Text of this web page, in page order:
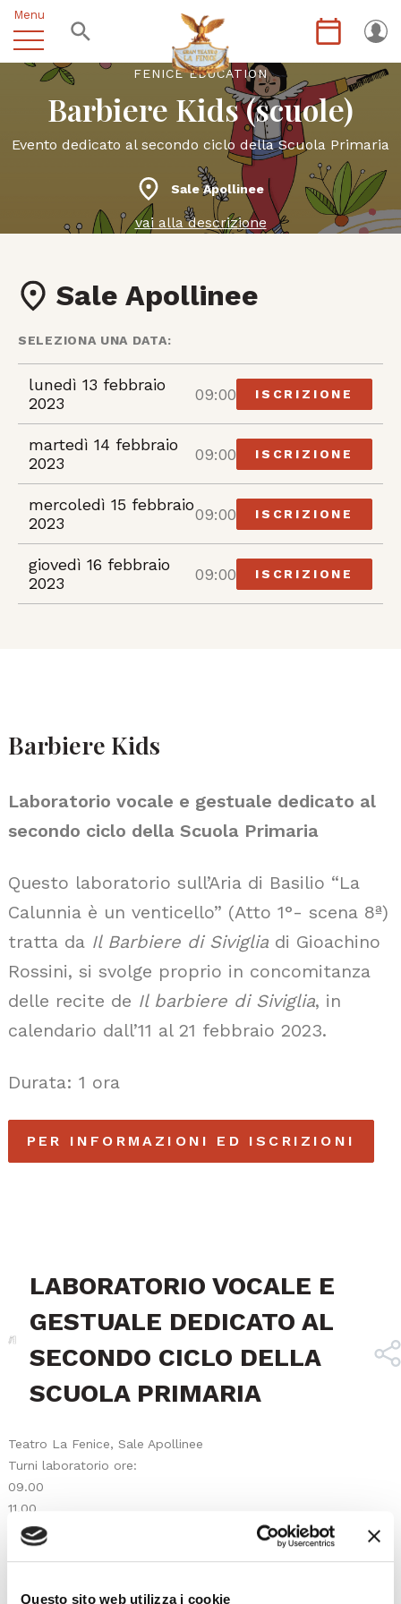
Questo sito web utilizza i cookie
Menu
FENICE EDUCATION
Barbiere Kids (scuole)
Evento dedicato al secondo ciclo della Scuola Primaria
Sale Apollinee
vai alla descrizione
Sale Apollinee
SELEZIONA UNA DATA:
lunedì 13 febbraio
2023
09:00 ISCRIZIONE
martedì 14 febbraio
2023
09:00 ISCRIZIONE
mercoledì 15 febbraio
2023
09:00 ISCRIZIONE
giovedì 16 febbraio
2023
09:00 ISCRIZIONE
Barbiere Kids
Laboratorio vocale e gestuale dedicato al
secondo ciclo della Scuola Primaria
Questo laboratorio sull’Aria di Basilio “La
Calunnia è un venticello” (Atto 1°- scena 8ª)
tratta da Il Barbiere di Siviglia di Gioachino
Rossini, si svolge proprio in concomitanza
delle recite de Il barbiere di Siviglia, in
calendario dall’11 al 21 febbraio 2023.
Durata: 1 ora
PER INFORMAZIONI ED ISCRIZIONI
LABORATORIO VOCALE E
GESTUALE DEDICATO AL
SECONDO CICLO DELLA
SCUOLA PRIMARIA
Teatro La Fenice, Sale Apollinee
Turni laboratorio ore:
09.00
11.00
12.30